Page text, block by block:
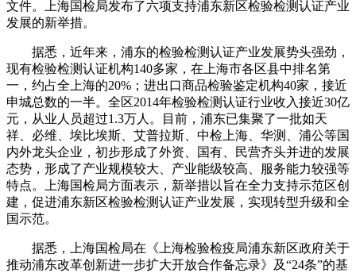
文件。上海国检局发布了六项支持浦东新区检验检测认证产业
发展的新举措。
据悉，近年来，浦东的检验检测认证产业发展势头强劲，
现有检验检测认证机构140多家，在上海市各区县中排名第
一，约占全上海的20%；进出口商品检验鉴定机构40家，接近
申城总数的一半。全区2014年检验检测认证行业收入接近30亿
元，从业人员超过1.3万人。目前，浦东已集聚了一批如天
祥、必维、埃比埃斯、艾普拉斯、中检上海、华测、浦公等国
内外龙头企业，初步形成了外资、国有、民营齐头并进的发展
态势，形成了产业规模较大、产业能级较高、服务能力较强等
特点。上海国检局方面表示，新举措以旨在全力支持示范区创
建，促进浦东新区检验检测认证产业发展，实现转型升级和全
国示范。
据悉，上海国检局在《上海检验检疫局浦东新区政府关于
推动浦东改革创新进一步扩大开放合作备忘录》及“24条”的基